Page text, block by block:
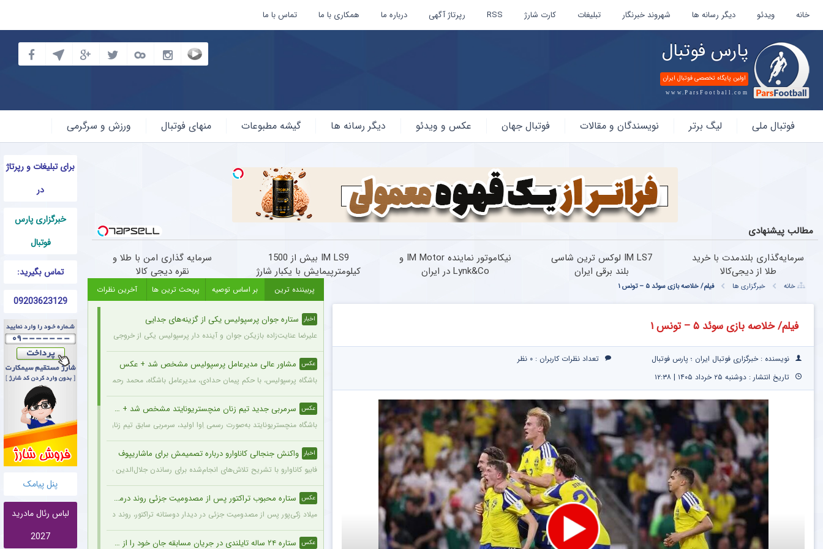
خانه ویدئو دیگر رسانه ها شهروند خبرنگار تبلیغات کارت شارژ RSS رپرتاژ آگهی درباره ما همکاری با ما تماس با ما
پارس فوتبال
اولین پایگاه تخصصی فوتبال ایران
www.ParsFootball.com
فوتبال
فوتبال ملی لیگ برتر نویسندگان و مقالات فوتبال جهان عکس و ویدئو دیگر رسانه ها گیشه مطبوعات منهای فوتبال ورزش و سرگرمی
برای تبلیغات و رپرتاژ
در
خبرگزاری پارس
فوتبال
تماس بگیرید:
09203623129
پنل پیامک
لباس رئال مادرید
2027
مطالب پیشنهادی
سرمایه‌گذاری بلندمدت با خرید
طلا از دیجی‌کالا
IM LS7 لوکس ترین شاسی
بلند برقی ایران
نیکاموتور نماینده IM Motor و
Lynk&Co در ایران
IM LS9 بیش از 1500
کیلومترپیمایش با یکبار شارژ
سرمایه گذاری امن با طلا و
نقره دیجی کالا
خانه خبرگزاری ها فیلم/ خلاصه بازی سوئد ۵ – تونس ۱
فیلم/ خلاصه بازی سوئد ۵ – تونس ۱
نویسنده : خبرگزاری فوتبال ایران ؛ پارس فوتبال تعداد نظرات کاربران : ۰ نظر
تاریخ انتشار : دوشنبه ۲۵ خرداد ۱۴۰۵ | ۱۲:۳۸
پربیننده ترین بر اساس توصیه پربحث ترین ها آخرین نظرات
اخبار ستاره جوان پرسپولیس یکی از گزینه‌های جدایی
علیرضا عنایت‌زاده بازیکن جوان و آینده دار پرسپولیس یکی از خروجی های احتمالی باشگاه به شمار می رود.
عکس مشاور عالی مدیرعامل پرسپولیس مشخص شد + عکس
باشگاه پرسپولیس، با حکم پیمان حدادی، مدیرعامل باشگاه، محمد رحمان سالاری به عنوان مشاور عالی
عکس سرمربی جدید تیم زنان منچستریونایتد مشخص شد + عکس
باشگاه منچستریونایتد به‌صورت رسمی اِوا اولید، سرمربی سابق تیم زنان هارتس، را به‌عنوان سرمربی جدید
اخبار واکنش جنجالی کاناوارو درباره تصمیمش برای ماشاریپوف
فابیو کاناوارو با تشریح تلاش‌های انجام‌شده برای رساندن جلال‌الدین ماشاریپوف به جام جهانی تأکید
عکس ستاره محبوب تراکتور پس از مصدومیت جزئی روند درمان را پشت سر گذاشت + عکس
میلاد زکی‌پور پس از مصدومیت جزئی در دیدار دوستانه تراکتور، روند درمان خود را پشت سر می‌گذارد و
عکس ستاره ۲۴ ساله تایلندی در جریان مسابقه جان خود را از دست داد + عکس